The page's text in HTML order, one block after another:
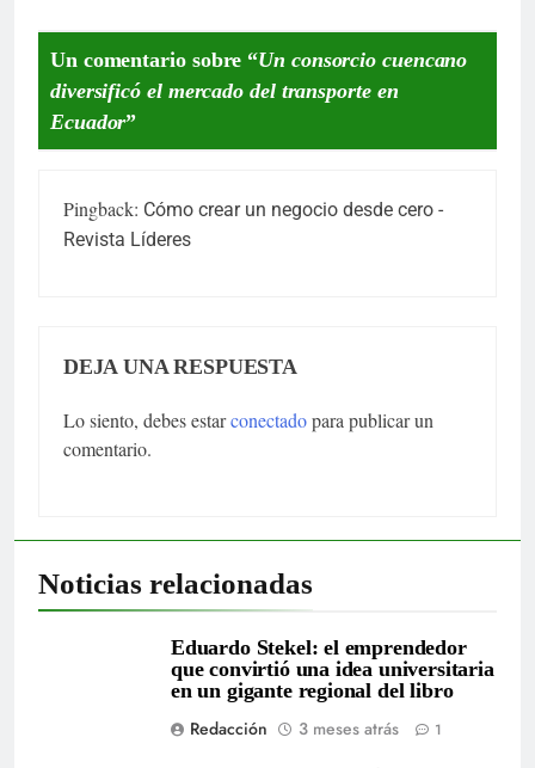
Un comentario sobre “Un consorcio cuencano
diversificó el mercado del transporte en
Ecuador”
Pingback: Cómo crear un negocio desde cero -
Revista Líderes
DEJA UNA RESPUESTA
Lo siento, debes estarconectadopara publicar un
comentario.
Noticias relacionadas
Eduardo Stekel: el emprendedor
que convirtió una idea universitaria
en un gigante regional del libro
Redacción
3 meses atrás 1